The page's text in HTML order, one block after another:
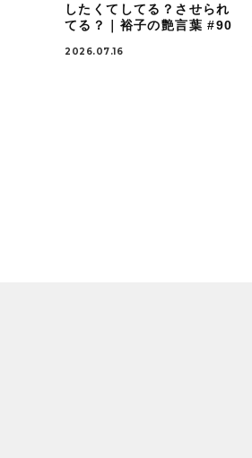
したくてしてる？させられ
てる？｜裕子の艶言葉 #90
2026.07.16